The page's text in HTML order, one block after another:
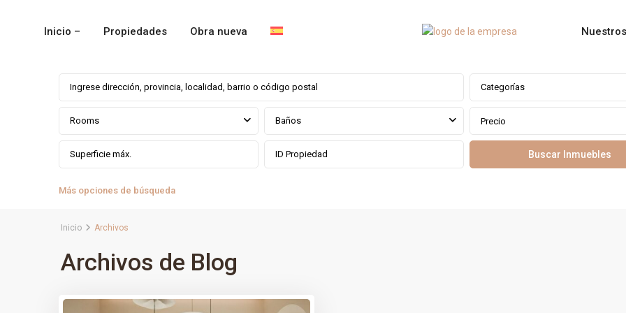
Inicio – Propiedades Obra nueva
Categorías
Rooms Baños Precio
Más opciones de búsqueda
Inicio Archivos
Archivos de Blog